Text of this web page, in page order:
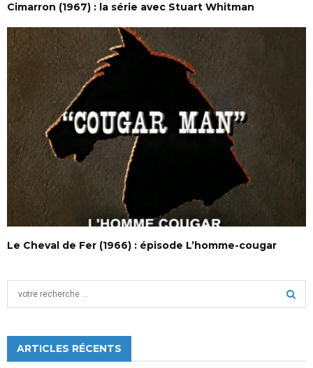
Cimarron (1967) : la série avec Stuart Whitman
Le Cheval de Fer (1966) : épisode L’homme-cougar
h
ARTICLES RÉCENTS